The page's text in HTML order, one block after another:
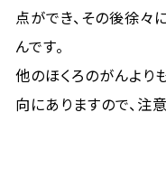
点ができ、その後徐々
んです。
他のほくろのがんより
向にありますので、注